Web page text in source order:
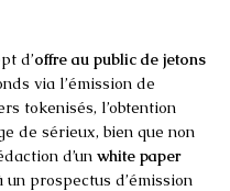
d’offre au public de jetons
via l’émission de
tokenisés, l’obtention
de sérieux, bien que non
d’un white paper
prospectus d’émission